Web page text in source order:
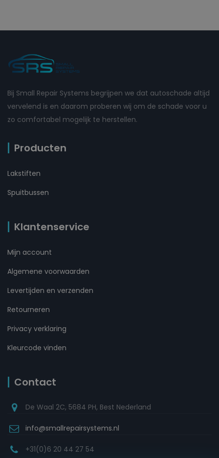
Bij Small Repair Systems begrijpen we dat autoschade altijd
vervelend is en daarom proberen wij om de schade voor u
zo comfortabel mogelijk te herstellen.
Producten
Lakstiften
Spuitbussen
Klantenservice
Mijn account
Algemene voorwaarden
Levertijden en verzenden
Retourneren
Privacy verklaring
Kleurcode vinden
Contact
De Waal 2C, 5684 PH, Best Nederland
info@smallrepairsystems.nl
+31(0)6 20 44 27 54